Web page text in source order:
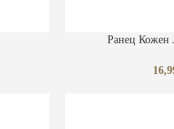
ПРОЧИТАЈ ПОВЕЌЕ
Ранец Кожен